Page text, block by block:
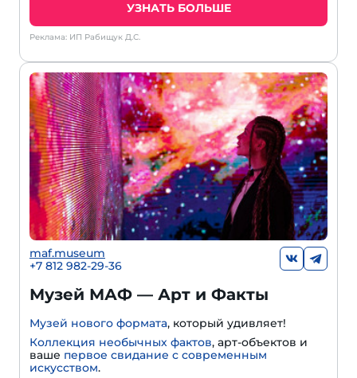
УЗНАТЬ БОЛЬШЕ
Реклама: ИП Рабищук Д.С.
maf.museum
+7 812 982-29-36
Музей МАФ — Арт и Факты
Музей нового формата, который удивляет!
Коллекция необычных фактов, арт-объектов и
ваше первое свидание с современным
искусством.